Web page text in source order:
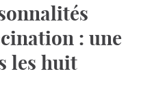
: une
les huit